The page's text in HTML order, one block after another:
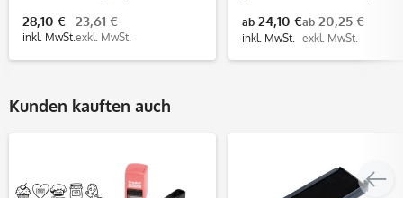
Textilstempel
28,10 €
inkl. MwSt.
23,61 €
exkl. MwSt.
ab 24,10 €
inkl. MwSt.
ab 20,25 €
exkl. MwSt.
Kunden kauften auch